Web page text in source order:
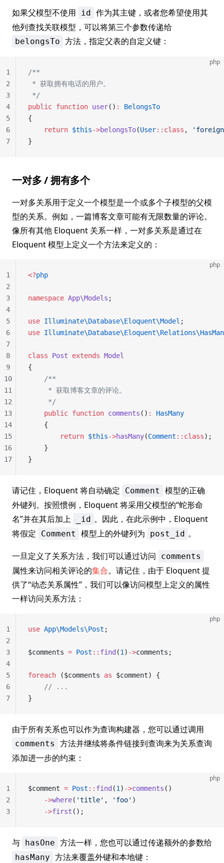
如果父模型不使用 id 作为其主键，或者您希望使用其
他列查找关联模型，可以将第三个参数传递给
belongsTo 方法，指定父表的自定义键：
php
/**
* 获取拥有电话的用户。
*/
public function user() :
BelongsTo
{
    return
$this->belongsTo(User::class ,
}
1
2
3
4
5
6
7
一对多 / 拥有多个
一对多关系用于定义一个模型是一个或多个子模型的父模
型的关系。例如，一篇博客文章可能有无限数量的评论。
像所有其他 Eloquent 关系一样，一对多关系是通过在
Eloquent 模型上定义一个方法来定义的：
php
<?php
namespace App\Models ;
use Illuminate\Database\Eloquent\Model ;
use
class Post extends Model
{
    /**
     * 获取博客文章的评论。
     */
    public
function comments () :
HasMany
    {
        return
$this->hasMany(Comment ::class);
    }
}
1
2
3
4
5
6
7
8
9
10
11
12
13
14
15
16
17
请记住，Eloquent 将自动确定 Comment
模型的正确
外键列。按照惯例，Eloquent 将采用父模型的“蛇形命
名”并在其后加上
_id 。因此，在此示例中，Eloquent
将假定
Comment 模型上的外键列为 post_id 。
一旦定义了关系方法，我们可以通过访问 comments
属性来访问相关评论的集合。请记住，由于 Eloquent 提
供了“动态关系属性”，我们可以像访问模型上定义的属性
一样访问关系方法：
php
use App\Models\Post ;
$comments = Post :: find (1 ) ->comments;
foreach ($comments as $comment) {
    // ...
}
1
2
3
4
5
6
7
由于所有关系也可以作为查询构建器，您可以通过调用
comments
方法并继续将条件链接到查询来为关系查询
添加进一步的约束：
php
$comment = Post :: find (1 ) ->comments ()
    ->
where( 'title' , 'foo' )
    ->
first ();
1
2
3
与 hasOne 方法一样，您也可以通过传递额外的参数给
hasMany 方法来覆盖外键和本地键：